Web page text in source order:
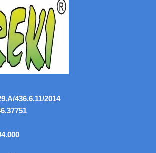
436.6.11/2014